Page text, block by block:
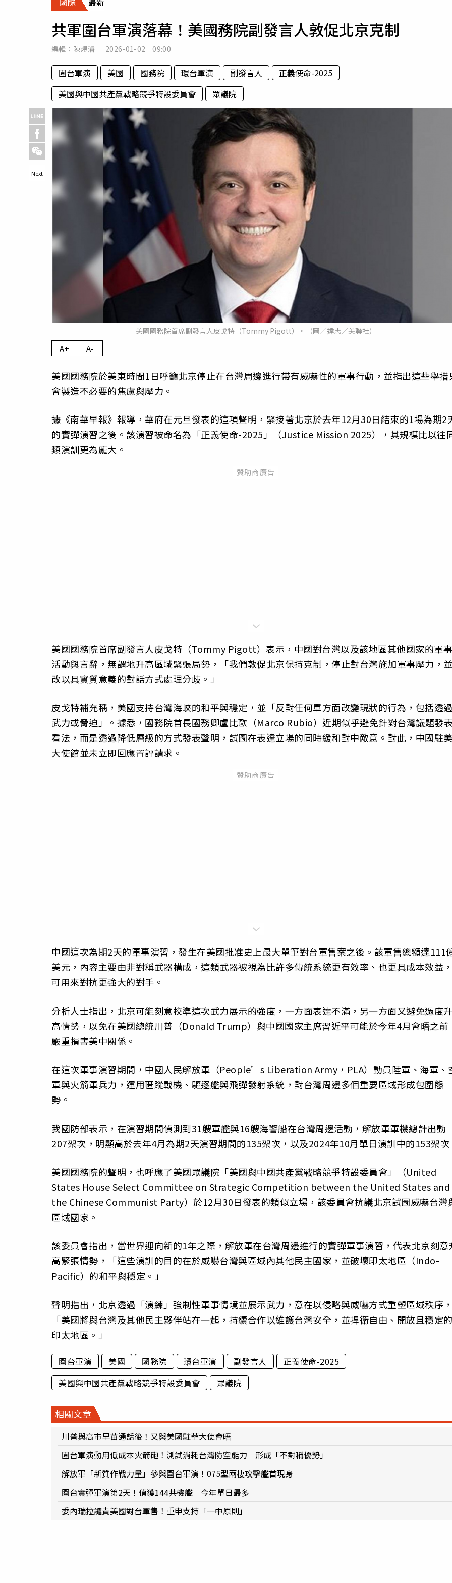
專欄
房產新勢力
運勢
梅酒
共軍圍台軍演落幕！美國務院副發言人敦促北京克制
編輯： 陳煜濬 2026-01-02 09:00
圍台軍演 美國 國務院 環台軍演 副發言人
正義使命-2025
美國與中國共產黨戰略競爭特設委員會
眾議院
美國國務院首席副發言人皮戈特（Tommy Pigott）。（圖／達志／美聯社）
Next
A+ A-
美國國務院於美東時間1日呼籲北京停止在台灣周邊進行帶有威嚇性的軍事行動，並指出這些舉措
會製造不必要的焦慮與壓力。
據《南華早報》報導，華府在元旦發表的這項聲明，緊接著北京於去年12月30日結束的1場為期2
的實彈演習之後。該演習被命名為「正義使命-2025」（Justice Mission 2025），其規模比以往
類演訓更為龐大。
美國國務院首席副發言人皮戈特（Tommy Pigott）表示，中國對台灣以及該地區其他國家的軍事
活動與言辭，無謂地升高區域緊張局勢，「我們敦促北京保持克制，停止對台灣施加軍事壓力，
改以具實質意義的對話方式處理分歧。」
皮戈特補充稱，美國支持台灣海峽的和平與穩定，並「反對任何單方面改變現狀的行為，包括透
武力或脅迫」。據悉，國務院首長國務卿盧比歐（Marco Rubio）近期似乎避免針對台灣議題發
看法，而是透過降低層級的方式發表聲明，試圖在表達立場的同時緩和對中敵意。對此，中國駐
大使館並未立即回應置評請求。
中國這次為期2天的軍事演習，發生在美國批准史上最大單筆對台軍售案之後。該軍售總額達111
美元，內容主要由非對稱武器構成，這類武器被視為比許多傳統系統更有效率、也更具成本效益
可用來對抗更強大的對手。
分析人士指出，北京可能刻意校準這次武力展示的強度，一方面表達不滿，另一方面又避免過度
高情勢，以免在美國總統川普（Donald Trump）與中國國家主席習近平可能於今年4月會晤之前
嚴重損害美中關係。
在這次軍事演習期間，中國人民解放軍（People’s Liberation Army，PLA）動員陸軍、海軍、
軍與火箭軍兵力，運用匿蹤戰機、驅逐艦與飛彈發射系統，對台灣周邊多個重要區域形成包圍態
勢。
我國防部表示，在演習期間偵測到31艘軍艦與16艘海警船在台灣周邊活動，解放軍軍機總計出動
207架次，明顯高於去年4月為期2天演習期間的135架次，以及2024年10月單日演訓中的153架次
美國國務院的聲明，也呼應了美國眾議院「美國與中國共產黨戰略競爭特設委員會」（United
States House Select Committee on Strategic Competition between the United States and
the Chinese Communist Party）於12月30日發表的類似立場，該委員會抗議北京試圖威嚇台灣
區域國家。
該委員會指出，當世界迎向新的1年之際，解放軍在台灣周邊進行的實彈軍事演習，代表北京刻意
高緊張情勢，「這些演訓的目的在於威嚇台灣與區域內其他民主國家，並破壞印太地區（Indo-
Pacific）的和平與穩定。」
聲明指出，北京透過「演練」強制性軍事情境並展示武力，意在以侵略與威嚇方式重塑區域秩序
「美國將與台灣及其他民主夥伴站在一起，持續合作以維護台灣安全，並捍衛自由、開放且穩定
印太地區。」
圍台軍演 美國 國務院 環台軍演 副發言人
正義使命-2025
美國與中國共產黨戰略競爭特設委員會
眾議院
相關文章
川普與高市早苗通話後！又與美國駐華大使會晤
圍台軍演動用低成本火箭砲！測試消耗台灣防空能力 形成「不對稱優勢」
解放軍「新質作戰力量」參與圍台軍演！075型兩棲攻擊艦首現身
圍台實彈軍演第2天！偵獲144共機艦 今年單日最多
委內瑞拉譴責美國對台軍售！重申支持「一中原則」